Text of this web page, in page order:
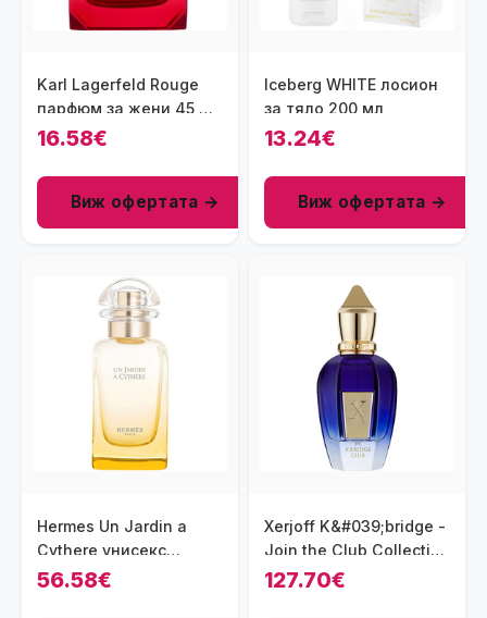
Karl Lagerfeld Rouge
парфюм за жени 45 мл
- EDP
16.58€
Виж офертата →
Iceberg WHITE лосион
за тяло 200 мл
13.24€
Виж офертата →
Hermes Un Jardin a
Cythere унисекс
парфюм 100 мл - EDT
56.58€
Xerjoff K&#039;bridge -
Join the Club Collection
унисекс парфюм 50 мл
127.70€